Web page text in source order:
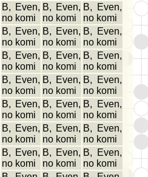
B, Even,
no komi
B, Even,
no komi
B, Even,
no komi
B, Even,
no komi
B, Even,
no komi
B, Even,
no komi
B, Even,
no komi
B, Even,
no komi
B, Even,
no komi
B, Even,
no komi
B, Even,
no komi
B, Even,
no komi
B, Even,
no komi
B, Even,
no komi
B, Even,
no komi
B, Even,
no komi
B, Even,
no komi
B, Even,
no komi
B, Even,
no komi
B, Even,
no komi
B, Even,
no komi